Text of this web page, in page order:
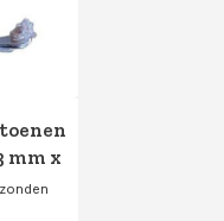
mm x